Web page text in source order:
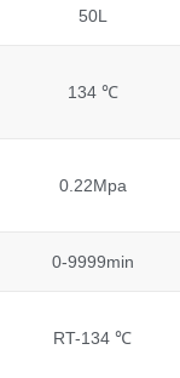
50L
134 ℃
0.22Mpa
0-9999min
RT-134 ℃